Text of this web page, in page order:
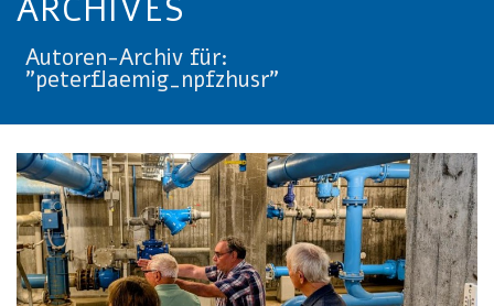
ARCHIVES
Autoren-Archiv für:
"peterflaemig_npfzhusr"